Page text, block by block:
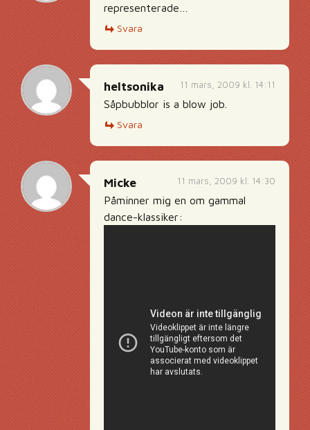
representerade…
Svara
11 mars, 2009 kl. 14:11
heltsonika
Såpbubblor is a blow job.
Svara
11 mars, 2009 kl. 14:30
Micke
Påminner mig en om gammal
dance-klassiker: